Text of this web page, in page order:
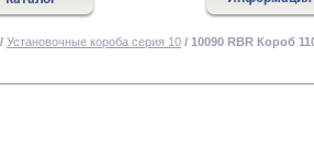
/Установочные короба серия 10 / 10090 RBR Короб